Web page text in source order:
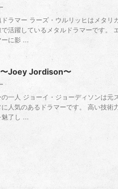
ラマー ラーズ・ウルリッヒはメタリ
活躍しているメタルドラマーです。
に影 ...
〜Joey Jordison〜
一人 ジョーイ・ジョーディソンは元
人気のあるドラマーです。 高い技術
魅了し ...